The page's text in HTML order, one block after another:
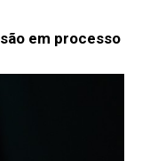
em processo